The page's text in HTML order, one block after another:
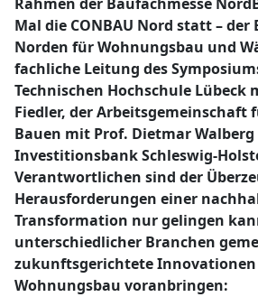
Mal die CONBAU Nord statt – der
Norden für Wohnungsbau und
fachliche Leitung des
Technischen Hochschule Lübeck
Fiedler, der Arbeitsgemeinschaft
Bauen mit Prof. Dietmar Walberg
Investitionsbank Schleswig-
Verantwortlichen sind der
Herausforderungen einer
Transformation nur gelingen
unterschiedlicher Branchen
zukunftsgerichtete
Wohnungsbau voranbringen: